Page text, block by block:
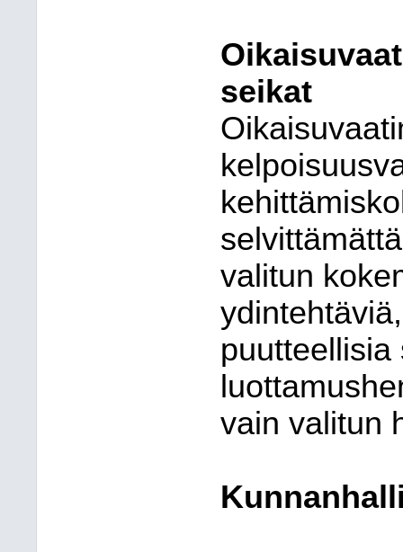
seikat
valitun
puutteellisia
vain valitun